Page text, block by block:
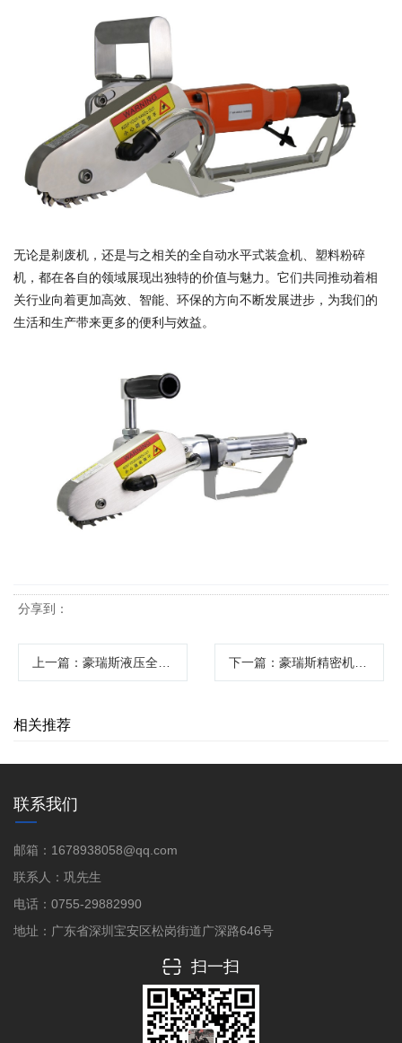
无论是剃废机，还是与之相关的全自动水平式装盒机、塑料粉碎
机，都在各自的领域展现出独特的价值与魅力。它们共同推动着相
关行业向着更加高效、智能、环保的方向不断发展进步，为我们的
生活和生产带来更多的便利与效益。
分享到：
上一篇 ：豪瑞斯液压全版清废机：印刷后道加工的高效解决方案 下一篇 ：豪瑞斯精密机械内孔清废机高效精准清理解决方案
相关推荐
联系我们
邮箱：1678938058@qq.com
联系人：巩先生
电话：0755-29882990
地址：广东省深圳宝安区松岗街道广深路646号
扫一扫